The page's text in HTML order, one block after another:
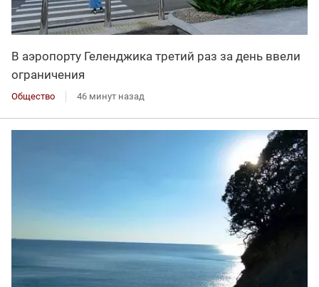
В аэропорту Геленджика третий раз за день ввели
ограничения
Общество 46 минут назад